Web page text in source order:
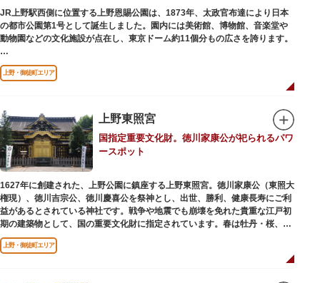
の大切さや生きものの魅力が学べる体験プログラムが実施されています。
歩き疲れたり、お腹が空いてきたら、園内にいくつかあるフードショップで
休憩しましょう。それぞれのお店で、動物たちをモチーフにした可愛いフー
ドやスイーツが食べられます。オリジナルグッズを取り扱うギフトショップ
も必見です。
JR上野駅西側に位置する上野恩賜公園は、1873年、太政官布達により日本
の都市公園第1号として誕生しました。園内には美術館、博物館、音楽堂や
動物園などの文化施設が点在し、東京ドーム約11個分もの広さを誇ります。
ソメイヨシノやヤマザクラなど約1,200本の桜が植えられた園内は、桜の名
所としても有名。シーズンにはライトアップされた夜桜が一層風情を添え、
例年延べ330万人近い人出となります。不忍池（しのばずのいけ）は江戸時
ので、バードウォッチングを楽しむ人の姿も見られるスポットです。
美術館や博物館で国内外の芸術作品や文化・自然科学に触れたり、歴史の薫
りを感じながら史跡巡りを楽しんではいかがでしょうか。1日では見てまわ
りきれないほどの魅力にあふれた公園です。
上野・御徒町エリア
上野東照宮
国指定重要文化財。徳川家康公が祀られるパワ
ースポット
1627年に創建された、上野公園に鎮座する上野東照宮。徳川家康公（東照大
権現）、徳川吉宗公、徳川慶喜公を祭神とし、出世、勝利、健康長寿にご利
益があるとされている神社です。戦争や地震でも崩壊を免れた貴重な江戸初
期の建築物として、国の重要文化財に指定されています。春は牡丹・桜、秋
は紅葉やダリア展、お正月は初詣や冬ぼたん鑑賞の地として、年間を通して
国内外からの参拝者で賑わうスポットです。
上野・御徒町エリア